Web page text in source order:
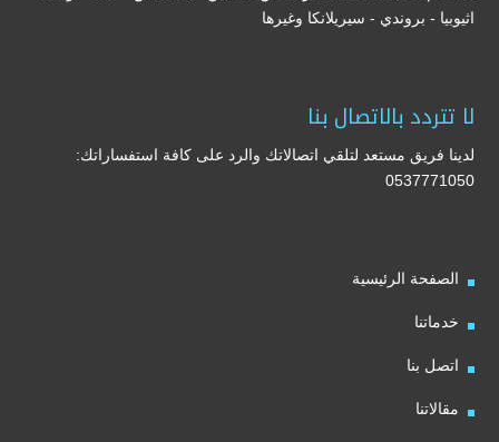
اثيوبيا - بروندي - سيريلانكا وغيرها
لا تتردد بالاتصال بنا
لدينا فريق مستعد لتلقي اتصالاتك والرد على كافة استفساراتك:
0537771050
الصفحة الرئيسية
خدماتنا
اتصل بنا
مقالاتنا